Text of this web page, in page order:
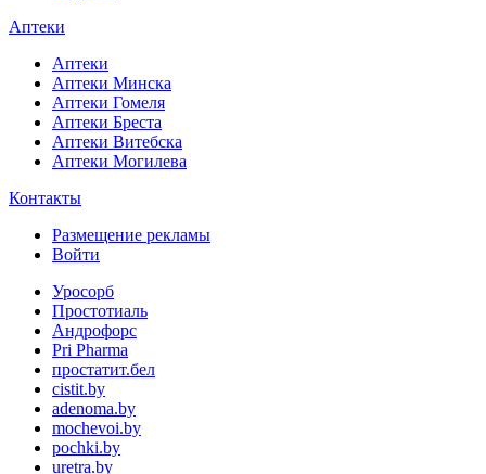
Аптеки
Аптеки
Аптеки Минска
Аптеки Гомеля
Аптеки Бреста
Аптеки Витебска
Аптеки Могилева
Контакты
Размещение рекламы
Войти
Уросорб
Простотиаль
Андрофорс
Pri Pharma
простатит.бел
cistit.by
adenoma.by
mochevoi.by
pochki.by
uretra.by